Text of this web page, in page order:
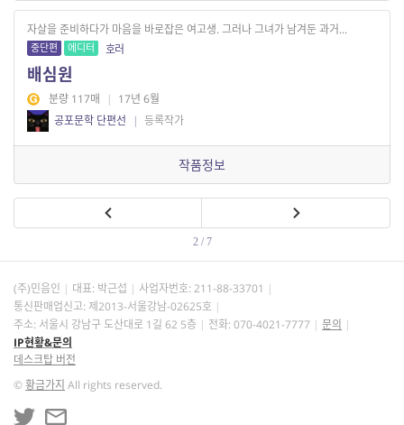
자살을 준비하다가 마음을 바로잡은 여고생. 그러나 그녀가 남겨둔 과거...
중단편 에디터 호러
배심원
분량 117매 | 17년 6월
공포문학 단편선
| 등록작가
작품정보
2 / 7
(주)민음인 대표: 박근섭 사업자번호: 211-88-33701
통신판매업신고: 제2013-서울강남-02625호
주소: 서울시 강남구 도산대로 1길 62 5층
전화: 070-4021-7777
문의
IP현황&문의
데스크탑 버전
©황금가지 All rights reserved.